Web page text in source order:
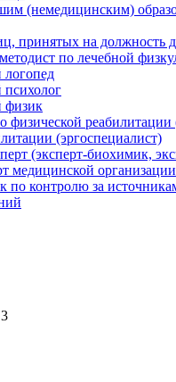
(немедицинским)
принятых на должность
по лечебной
физик
физической реабилитации
(эргоспециалист)
(эксперт-биохимик,
медицинской организации
по контролю за